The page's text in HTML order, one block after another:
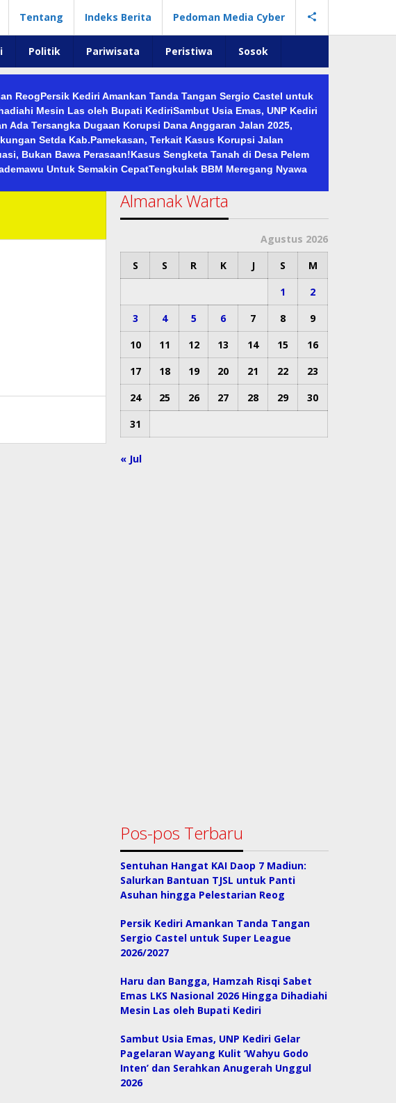
Tentang Indeks Berita Pedoman Media Cyber
Politik Pariwisata Peristiwa Sosok
ReogPersik Kediri Amankan Tanda Tangan Sergio Castel untuk
Mesin Las oleh Bupati KediriSambut Usia Emas, UNP Kediri
Ada Tersangka Dugaan Korupsi Dana Anggaran Jalan 2025,
Setda Kab.Pamekasan, Terkait Kasus Korupsi Jalan
Bukan Bawa Perasaan!Kasus Sengketa Tanah di Desa Pelem
Untuk Semakin CepatTengkulak BBM Meregang Nyawa
Almanak Warta
Agustus 2026
S
S R K J S
M
1
2
3
4 5 6 7 8
9
10
11 12 13 14 15
16
17
18 19 20 21 22
23
24
25 26 27 28 29
30
31
« Jul
Pos-pos Terbaru
Sentuhan Hangat KAI Daop 7 Madiun:
Salurkan Bantuan TJSL untuk Panti
Asuhan hingga Pelestarian Reog
Persik Kediri Amankan Tanda Tangan
Sergio Castel untuk Super League
2026/2027
Haru dan Bangga, Hamzah Risqi Sabet
Emas LKS Nasional 2026 Hingga Dihadiahi
Mesin Las oleh Bupati Kediri
Sambut Usia Emas, UNP Kediri Gelar
Pagelaran Wayang Kulit ‘Wahyu Godo
Inten’ dan Serahkan Anugerah Unggul
2026